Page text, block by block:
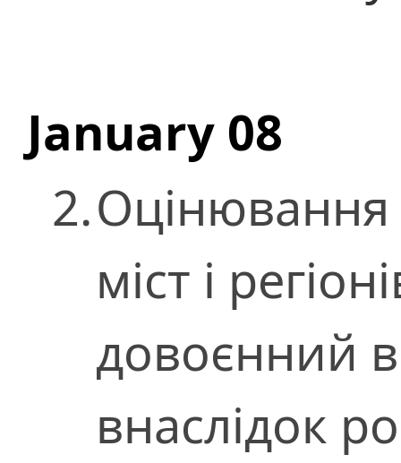
January 08
2.Оцінювання
міст і
довоєнний
внаслідок